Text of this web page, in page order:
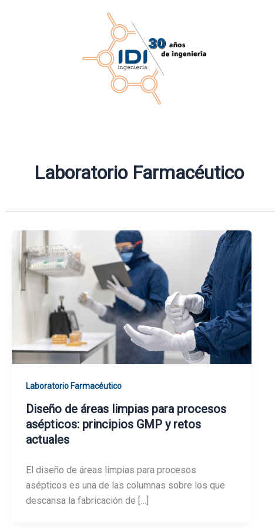
Laboratorio Farmacéutico
Laboratorio Farmacéutico
Diseño de áreas limpias para procesos
asépticos: principios GMP y retos
actuales
El diseño de áreas limpias para procesos
asépticos es una de las columnas sobre los que
descansa la fabricación de […]